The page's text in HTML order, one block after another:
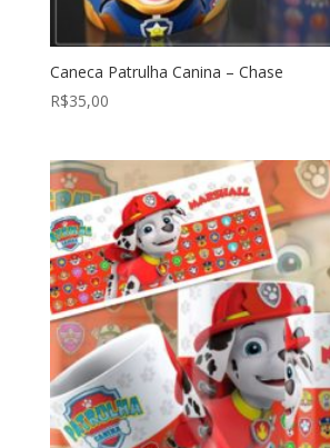
Caneca Patrulha Canina – Chase
R$35,00